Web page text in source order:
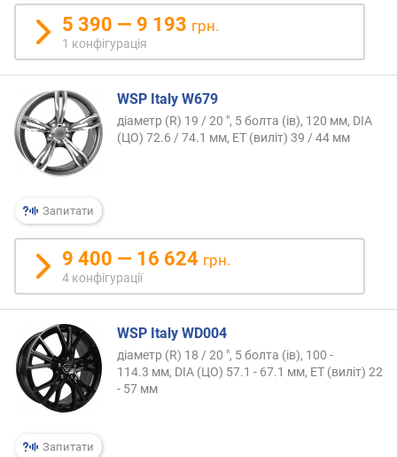
5 390 — 9 193 грн.
1 конфігурація
Запитати
WSP Italy W679
діаметр (R) 19 / 20 ", 5 болта (ів), 120 мм, DIA
(ЦО) 72.6 / 74.1 мм, ET (виліт) 39 / 44 мм
9 400 — 16 624 грн.
4 конфігурації
Запитати
WSP Italy WD004
діаметр (R) 18 / 20 ", 5 болта (ів), 100 -
114.3 мм, DIA (ЦО) 57.1 - 67.1 мм, ET (виліт) 22
- 57 мм